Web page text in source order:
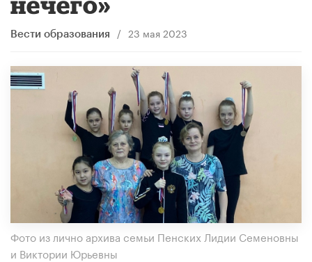
Вести образования / 23 мая 2023
Фото из лично архива семьи Пенских Лидии Семеновны
и Виктории Юрьевны